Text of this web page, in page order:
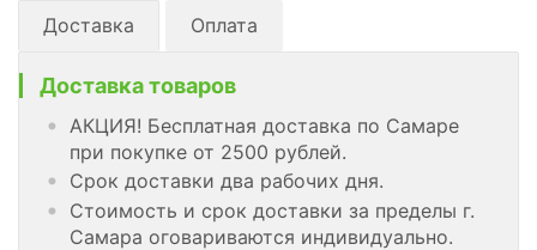
Доставка Оплата
Доставка товаров
АКЦИЯ! Бесплатная доставка по Самаре
при покупке от 2500 рублей.
Срок доставки два рабочих дня.
Стоимость и срок доставки за пределы г.
Самара оговариваются индивидуально.